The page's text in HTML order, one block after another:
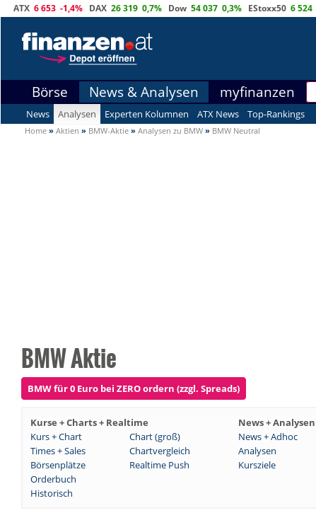
ATX 6 653 -1,4% DAX 26 319 0,7% Dow 54 037 0,3% EStoxx50 6 524
Börse News & Analysen myfinanzen
News Analysen Experten Kolumnen ATX News Top-Rankings
Home » Aktien » BMW-Aktie » Analysen zu BMW » BMW Neutral
BMW Aktie
BMW für 0 Euro bei ZERO ordern (zzgl. Spreads)
Kurse + Charts + Realtime News + Analysen
Kurs + Chart
Chart (groß) News + Adhoc
Times + Sales
Chartvergleich Analysen
Börsenplätze
Realtime Push Kursziele
Orderbuch
Historisch